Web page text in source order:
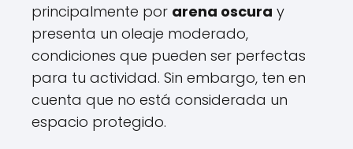
principalmente por arena oscura y
presenta un oleaje moderado,
condiciones que pueden ser perfectas
para tu actividad. Sin embargo, ten en
cuenta que no está considerada un
espacio protegido.